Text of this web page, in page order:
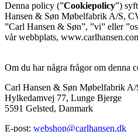
Denna policy (”Cookiepolicy”)
Hansen & Søn Møbelfabrik A/S,
”Carl Hansen & Søn”, ”vi” eller
vår webbplats,
Om du har några frågor om denna
Carl Hansen & Søn Møbelfabrik A/
Hylkedamvej 77, Lunge Bjerge
5591 Gelsted, Danmark
E-post: webshop@carlhansen.dk